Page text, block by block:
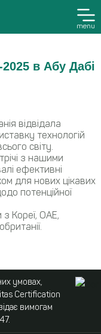
menu
2025 в Абу Дабі
відвідала
технологій
світу.
з нашими
ефективні
для нових цікавих
потенційної
Кореї, ОАЕ,
умовах,
Certification
вимогам